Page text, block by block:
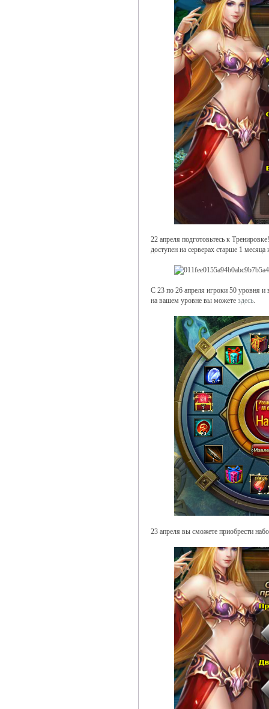
22 апреля подготовьтесь к
доступен на серверах старше 1
С 23 по 26 апреля игроки 50 уровня и
на вашем уровне вы можете здесь.
23 апреля вы сможете приобрести